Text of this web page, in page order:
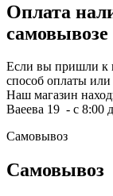
Оплата
самовывозе
Если вы пришли к
способ оплаты
Наш магазин
Ваеева 19 - с 8:00
Самовывоз
Самовывоз